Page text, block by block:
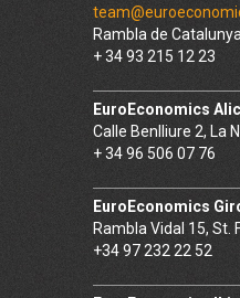
Rambla de
+ 34 93 215 12 23
EuroEconomics
Calle Benlliure 2, La
+ 34 96 506 07 76
EuroEconomics
Rambla Vidal 15, St.
+34 97 232 22 52